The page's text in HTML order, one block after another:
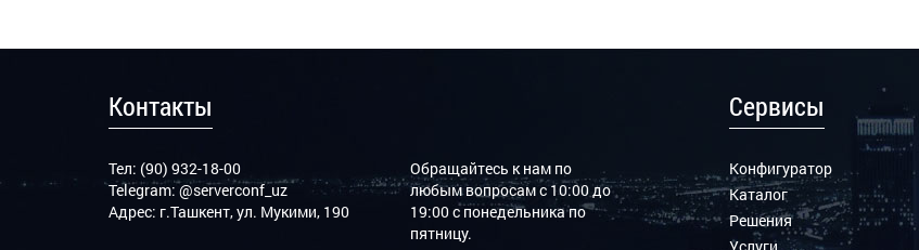
Контакты
Тел: (90) 932-18-00
Telegram:@serverconf_uz
Адрес: г.Ташкент, ул. Мукими, 190
Обращайтесь к нам по
любым вопросам с 10:00 до
19:00 с понедельника по
пятницу.
Сервисы
Конфигуратор
Каталог
Решения